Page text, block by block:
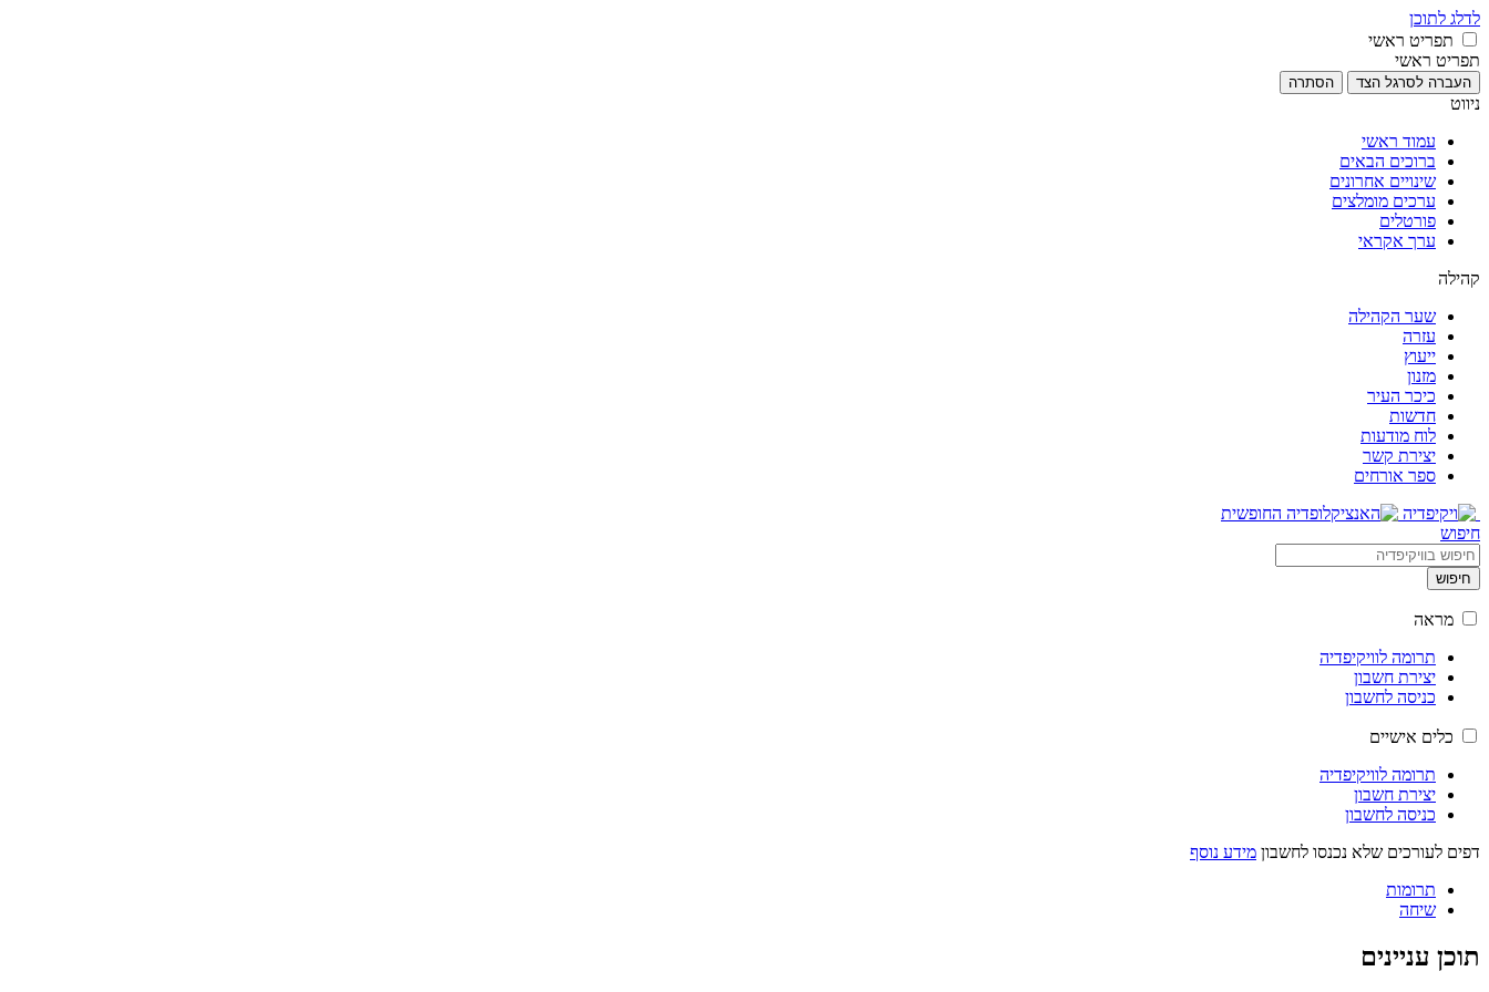
לדלג לתוכן
תפריט ראשי
תפריט ראשי
העברה לסרגל הצד הסתרה
ניווט
עמוד ראשי
ברוכים הבאים
שינויים אחרונים
ערכים מומלצים
פורטלים
ערך אקראי
קהילה
שער הקהילה
עזרה
ייעוץ
מזנון
כיכר העיר
חדשות
לוח מודעות
יצירת קשר
ספר אורחים
חיפוש
חיפוש
מראה
תרומה לוויקיפדיה
יצירת חשבון
כניסה לחשבון
כלים אישיים
תרומה לוויקיפדיה
יצירת חשבון
כניסה לחשבון
דפים לעורכים שלא נכנסו לחשבון מידע נוסף
תרומות
שיחה
תוכן עניינים